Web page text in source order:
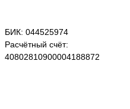
БИК: 044525974
Расчётный счёт:
40802810900004188872